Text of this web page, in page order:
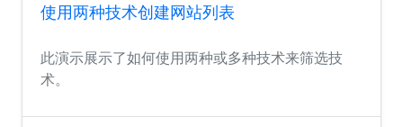
使用两种技术创建网站列表
此演示展示了如何使用两种或多种技术来筛选技
术。